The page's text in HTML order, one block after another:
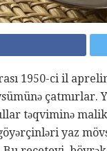
1950-ci il
çatmırlar.
təqviminə
yaz